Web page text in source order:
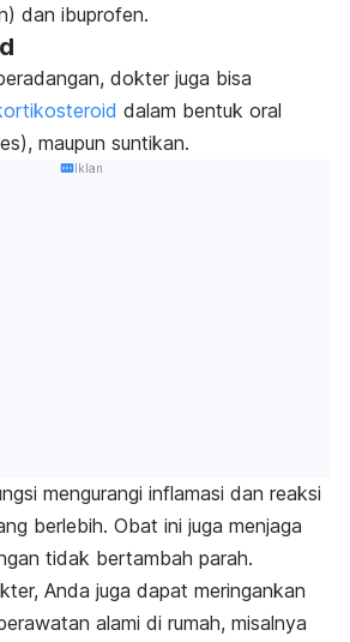
dan ibuprofen.
dokter juga bisa
dalam bentuk oral
maupun suntikan.
Iklan
mengurangi inflamasi dan reaksi
berlebih. Obat ini juga menjaga
tidak bertambah parah.
Anda juga dapat meringankan
alami di rumah, misalnya